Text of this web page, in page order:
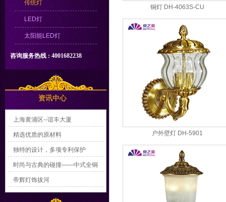
传统灯
LED灯
太阳能LED灯
咨询服务热线 : 4001682238
资讯中心
上海黄浦区--谊丰大厦
精选优质的原材料
独特的设计，多项专利保护
时尚与古典的碰撞——中式全铜
灯
帝辉灯饰拔河
铜灯 DH-4063S-CU
户外壁灯 DH-5901